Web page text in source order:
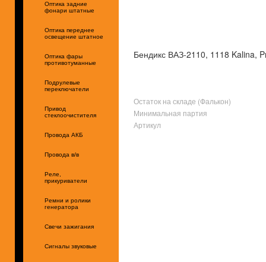
Оптика задние
фонари штатные
Оптика переднее
освещение штатное
Оптика фары
противотуманные
Подрулевые
переключатели
Привод
стеклоочистителя
Провода АКБ
Провода в/в
Реле,
прикуриватели
Ремни и ролики
генератора
Свечи зажигания
Сигналы звуковые
Бендикс ВАЗ-2110, 1118 Kalina,
Остаток на складе (Фалькон)
Минимальная партия
Артикул